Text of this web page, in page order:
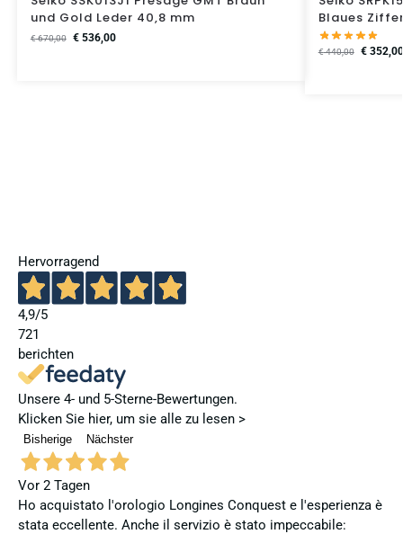
und Gold Leder 40,8 mm
€670,00 €536,00
Blaues
€440,00 €352,00
Hervorragend
4,9/5
721
berichten
Unsere 4- und 5-Sterne-Bewertungen.
Klicken Sie hier, um sie alle zu lesen >
Bisherige Nächster
Vor 2 Tagen
Ho acquistato l'orologio Longines Conquest e l'esperienza è
stata eccellente. Anche il servizio è stato impeccabile: